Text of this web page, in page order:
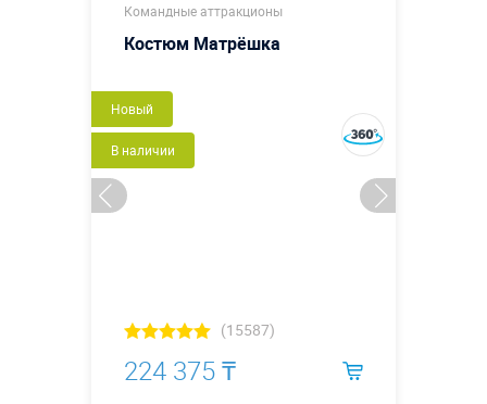
0,45
Больше деталей →
Купить в 1 клик
Командные аттракционы
Костюм Матрёшка
Новый
В наличии
(15587)
224 375 ₸